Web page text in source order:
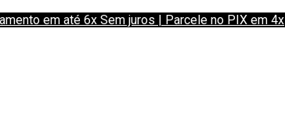
em até 6x Sem juros | Parcele no PIX em 4x